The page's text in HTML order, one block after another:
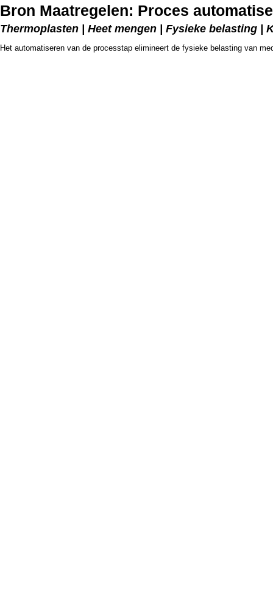
Bron Maatregelen: Proces
Thermoplasten | Heet mengen | Fysieke belasting |
Het automatiseren van de processtap elimineert de fysieke belasting van